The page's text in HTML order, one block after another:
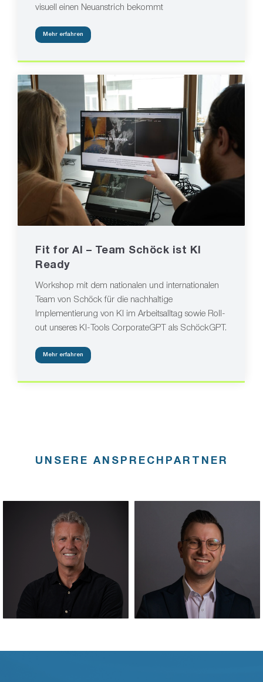
visuell einen Neuanstrich bekommt
Mehr erfahren
Fit for AI – Team Schöck ist KI
Ready
Workshop mit dem nationalen und internationalen
Team von Schöck für die nachhaltige
Implementierung von KI im Arbeitsalltag sowie Roll-
out unseres KI-Tools CorporateGPT als SchöckGPT.
Mehr erfahren
UNSERE ANSPRECHPARTNER